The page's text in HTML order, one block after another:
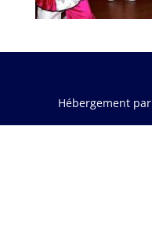
Hébergement par